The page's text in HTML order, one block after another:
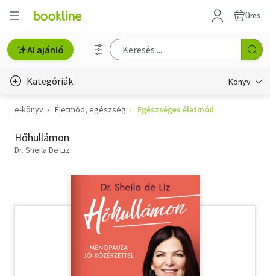
Üres
AI ajánló
Kategóriák Könyv
Életmód, egészség
Erotika
e-könyv Életmód, egészség Egészséges életmód
Hőhullámon
Dr. Sheila De Liz